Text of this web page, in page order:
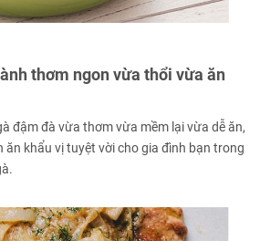
thơm ngon vừa thổi vừa ăn
đậm đà vừa thơm vừa mềm lại vừa dễ ăn,
ăn khẩu vị tuyệt vời cho gia đình bạn trong